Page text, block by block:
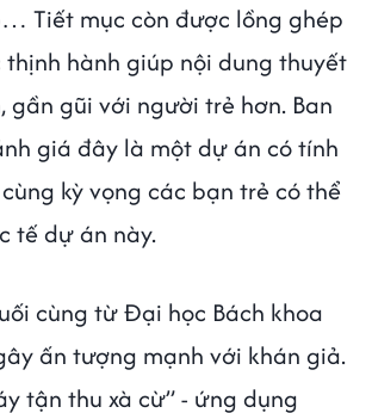
Tiết mục còn được lồng ghép
hành giúp nội dung thuyết
gần gũi với người trẻ hơn. Ban
giá đây là một dự án có tính
kỳ vọng các bạn trẻ có thể
tế dự án này.
cùng từ Đại học Bách khoa
ấn tượng mạnh với khán giả.
tận thu xà cừ” - ứng dụng